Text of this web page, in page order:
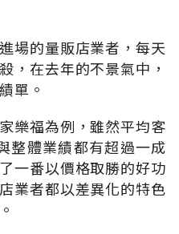
場的量販店業者，每天
，在去年的不景氣中，
單。
樂福為例，雖然平均客
整體業績都有超過一成
一番以價格取勝的好功
業者都以差異化的特色